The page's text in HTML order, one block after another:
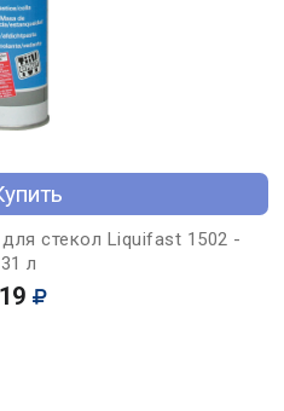
стекол Liquifast 1502 -
л